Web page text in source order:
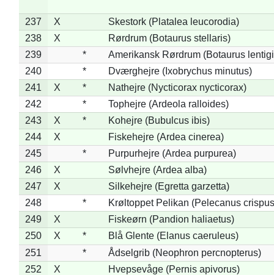
237 X
Skestork (Platalea leucorodia)
238
X
Rørdrum (Botaurus stellaris)
239
*
Amerikansk Rørdrum (Botaurus
240
*
Dværghejre (Ixobrychus minutus)
241
X *
Nathejre (Nycticorax nycticorax)
242
*
Tophejre (Ardeola ralloides)
243
X *
Kohejre (Bubulcus ibis)
244
X
Fiskehejre (Ardea cinerea)
245
*
Purpurhejre (Ardea purpurea)
246
X
Sølvhejre (Ardea alba)
247
X
Silkehejre (Egretta garzetta)
248
*
Krøltoppet Pelikan (Pelecanus
249
X
Fiskeørn (Pandion haliaetus)
250
X *
Blå Glente (Elanus caeruleus)
251
*
Ådselgrib (Neophron percnopterus)
252
X
Hvepsevåge (Pernis apivorus)